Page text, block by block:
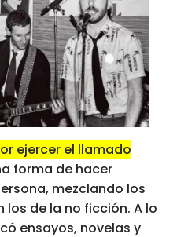
ejercer el llamado
forma de hacer
mezclando los
de la no ficción. A lo
ensayos, novelas y